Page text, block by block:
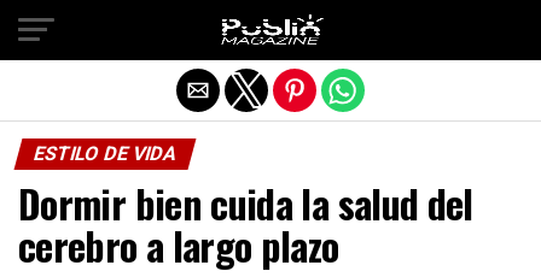
ESTILO DE VIDA
Dormir bien cuida la salud del
cerebro a largo plazo
Salir de la versión móvil